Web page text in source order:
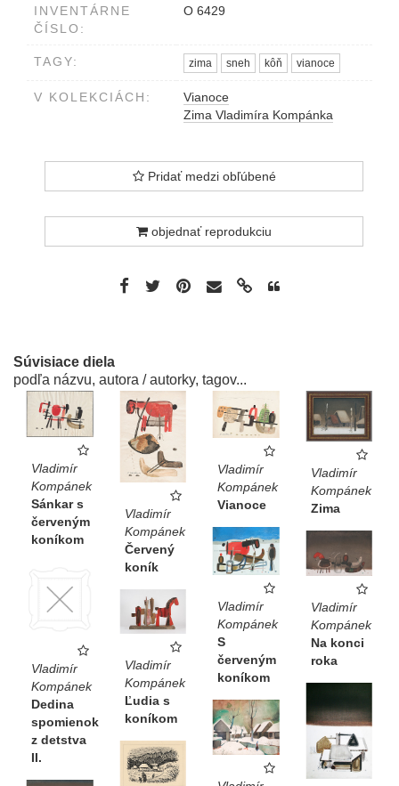
INVENTÁRNE
ČÍSLO:
O 6429
TAGY: zima sneh kôň vianoce
V KOLEKCIÁCH:
Vianoce
Zima Vladimíra Kompánka
Pridať medzi obľúbené
objednať reprodukciu
Súvisiace diela
podľa názvu, autora / autorky, tagov...
Vladimír
Kompánek
Sánkar s
červeným
koníkom
Vladimír
Kompánek
Červený
koník
Vladimír
Kompánek
Vianoce
Vladimír
Kompánek
Zima
Vladimír
Kompánek
S
červeným
koníkom
Vladimír
Kompánek
Na konci
roka
Vladimír
Kompánek
Dedina
spomienok
z detstva
II.
Vladimír
Kompánek
Ľudia s
koníkom